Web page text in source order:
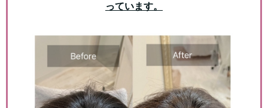
っています。